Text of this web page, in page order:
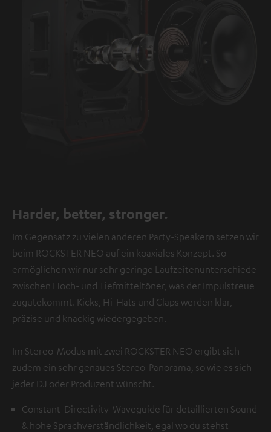
Harder, better, stronger.
Im Gegensatz zu vielen anderen Party-Speakern setzen wir
beim ROCKSTER NEO auf ein koaxiales Konzept. So
ermöglichen wir nur sehr geringe Laufzeitenunterschiede
zwischen Hoch- und Tiefmitteltöner, was der Impulstreue
zugutekommt. Kicks, Hi-Hats und Claps werden klar,
präzise und knackig wiedergegeben.
Im Stereo-Modus mit zwei ROCKSTER NEO ergibt sich
zudem ein sehr genaues Stereo-Panorama, so wie es sich
jeder DJ oder Produzent wünscht.
Constant-Directivity-Waveguide für detaillierten Sound
& hohe Sprachverständlichkeit, egal wo du stehst